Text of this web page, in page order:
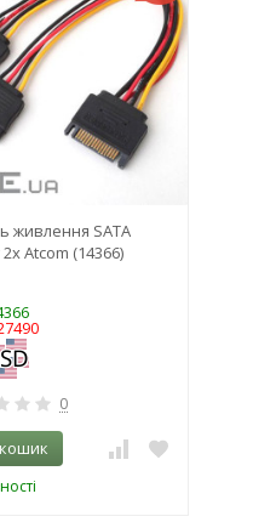
живлення SATA
Atcom (14366)
0